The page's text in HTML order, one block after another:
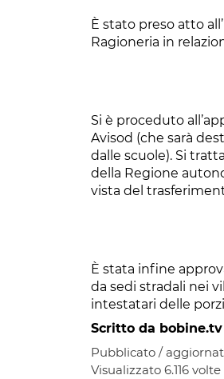
È stato preso atto
Ragioneria in
Si è proceduto
Avisod (che sarà
dalle scuole). Si
della Regione
vista del
È stata infine
da sedi stradali nei
intestatari delle
Scritto da bobine.tv
Pubblicato /
Visualizzato 6.116 volte